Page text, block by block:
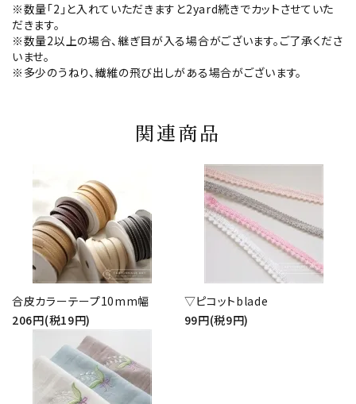
※数量「2」と入れていただきますと2yard続きでカットさせていた
だきます。
※数量2以上の場合、継ぎ目が入る場合がございます。ご了承くださ
いませ。
※多少のうねり、繊維の飛び出しがある場合がございます。
関連商品
合皮カラーテープ10mm幅
206円(税19円)
▽ピコットblade
99円(税9円)